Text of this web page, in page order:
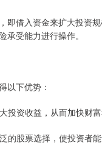
即借入资金来扩大投资
受能力进行操作。
以下优势：
投资收益，从而加快财富
的股票选择，使投资者